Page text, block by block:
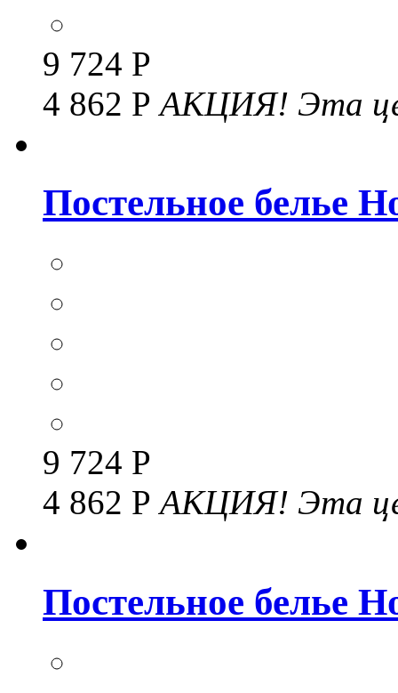
9 724 Р
4 862 Р АКЦИЯ! Эта
Постельное белье
9 724 Р
4 862 РАКЦИЯ! Эта
Постельное белье